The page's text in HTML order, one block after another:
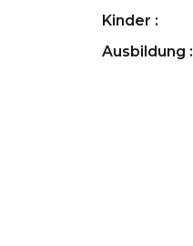
Kinder :
Ausbildung :